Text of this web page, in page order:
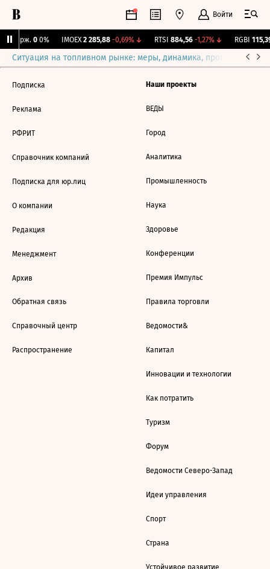
Войти
Бирж. 0 0% IMOEX 2 285,88 -0,69%↓ RTSI 884,56 -1,27%↓ RGBI 115,39
Ситуация на топливном рынке: меры, динамика, прогнозы
Подписка
Реклама
РФРИТ
Справочник компаний
Подписка для юр.лиц
О компании
Редакция
Менеджмент
Архив
Обратная связь
Справочный центр
Распространение
Наши проекты
ВЕДЫ
Город
Аналитика
Промышленность
Наука
Здоровье
Конференции
Премия Импульс
Правила торговли
Ведомости&
Капитал
Инновации и технологии
Как потратить
Туризм
Форум
Ведомости Северо-Запад
Идеи управления
Спорт
Страна
Устойчивое развитие